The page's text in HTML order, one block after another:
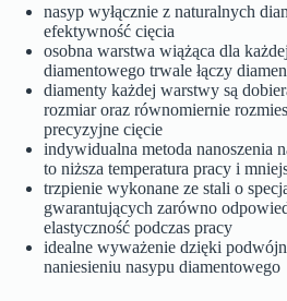
nasyp wyłącznie z naturalnych
efektywność cięcia
osobna warstwa wiążąca dla
diamentowego trwale łączy
diamenty każdej warstwy są
rozmiar oraz równomiernie
precyzyjne cięcie
indywidualna metoda nanoszenia
to niższa temperatura pracy i
trzpienie wykonane ze stali o
gwarantujących zarówno
elastyczność podczas pracy
idealne wyważenie dzięki
naniesieniu nasypu diamentowego